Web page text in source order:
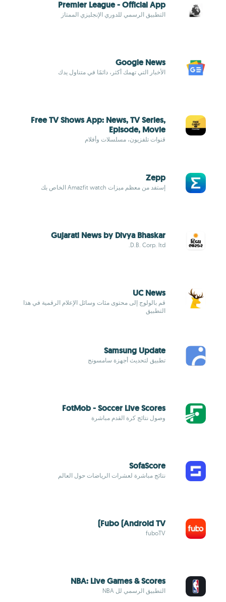
Premier League - Official App
التطبيق الرسمي للدوري الإنجليزي الممتاز
Google News
الأخبار التي تهمك أكثر، دائمًا في متناول يدك
Free TV Shows App: News, TV Series,
Episode, Movie
قنوات تلفزيون، مسلسلات وأفلام
Zepp
إستفد من معظم ميزات Amazfit watch الخاص بك
Gujarati News by Divya Bhaskar
D.B. Corp. ltd.
UC News
قم بالولوج إلى محتوى مئات وسائل الإعلام الرقمية في هذا
التطبيق
Samsung Update
تطبيق لتحديث أجهزة سامسونج
FotMob - Soccer Live Scores
وصول نتائج كرة القدم مباشرة
SofaScore
نتائج مباشرة لعشرات الرياضات حول العالم
Fubo (Android TV)
fuboTV
NBA: Live Games & Scores
التطبيق الرسمي لل NBA